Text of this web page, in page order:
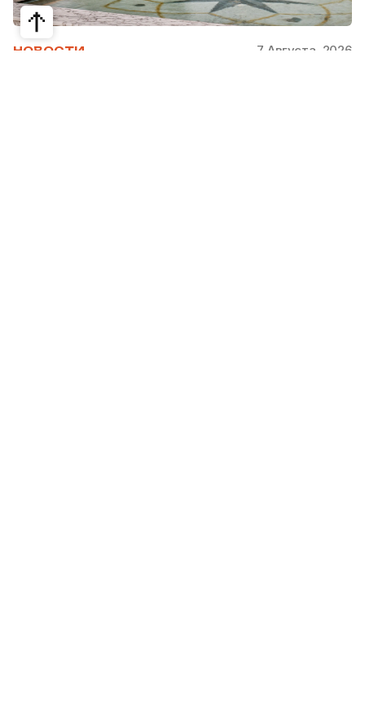
НОВОСТИ 7 Августа, 2026